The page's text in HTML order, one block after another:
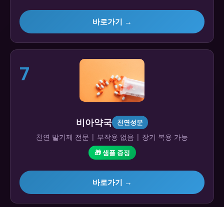
바로가기 →
7
비아약국 천연성분
천연 발기제 전문 | 부작용 없음 | 장기 복용 가능
🎁 샘플 증정
바로가기 →